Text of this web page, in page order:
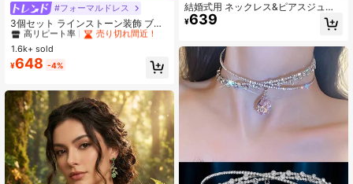
#フォーマルドレス
3個セット ラインストーン装飾 ブラ
イダルネックレス ロイヤルブライド
ネックレス ピアス アクセサリー バ
レンタインデー アクセサリー
#1 ベストセラー
高リピート率
売り切れ間近！
#1 ベストセラー
亜鉛合金 ウェディングファッションジュエリー
高リピート率
#1 ベストセラー
亜鉛合金 ウェディングファッションジュエリー
高リピート率
#1 ベストセラー
売り切れ間近！
1.6k+ sold
¥648 -4%
結婚式用 ネックレス&ピアスジュエ
リーセット 3点 シルバー 上品なウェ
ディングパーティーアクセサリー
¥639